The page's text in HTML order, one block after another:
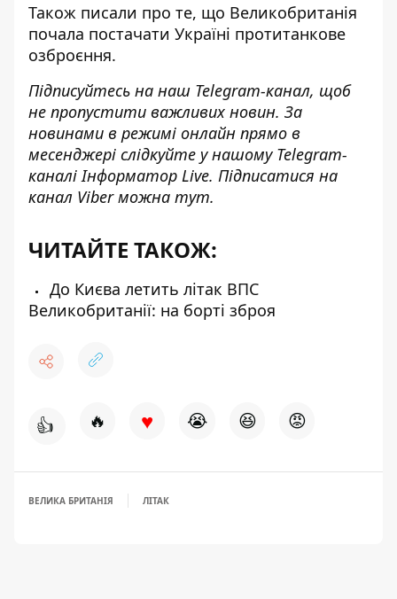
Також писали про те, що Великобританія
почала постачати Україні протитанкове
озброєння.
Підписуйтесь на наш Telegram-канал, щоб
не пропустити важливих новин. За
новинами в режимі онлайн прямо в
месенджері слідкуйте у нашому Telegram-
каналіІнформатор Live. Підписатися на
канал Viber можна тут.
ЧИТАЙТЕ ТАКОЖ:
До Києва летить літак ВПС
Великобританії: на борті зброя
👍 🔥 ♥ 😭 😆 😡
ВЕЛИКА БРИТАНІЯ ЛІТАК